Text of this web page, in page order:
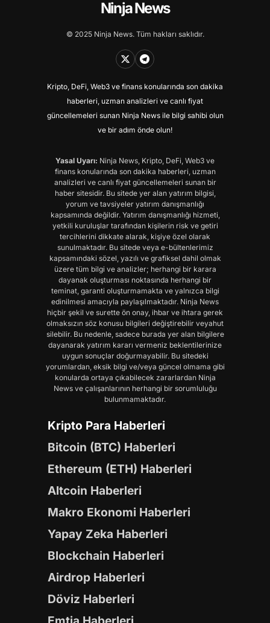
Ninja News
© 2025 Ninja News. Tüm hakları saklıdır.
Kripto, DeFi, Web3 ve finans konularında son dakika
haberleri, uzman analizleri ve canlı fiyat
güncellemeleri sunan Ninja News ile bilgi sahibi olun
ve bir adım önde olun!
Yasal Uyarı: Ninja News, Kripto, DeFi, Web3 ve
finans konularında son dakika haberleri, uzman
analizleri ve canlı fiyat güncellemeleri sunan bir
haber sitesidir. Bu sitede yer alan yatırım bilgisi,
yorum ve tavsiyeler yatırım danışmanlığı
kapsamında değildir. Yatırım danışmanlığı hizmeti,
yetkili kuruluşlar tarafından kişilerin risk ve getiri
tercihlerini dikkate alarak, kişiye özel olarak
sunulmaktadır. Bu sitede veya e-bültenlerimiz
kapsamındaki sözel, yazılı ve grafiksel dahil olmak
üzere tüm bilgi ve analizler; herhangi bir karara
dayanak oluşturması noktasında herhangi bir
teminat, garanti oluşturmamakta ve yalnızca bilgi
edinilmesi amacıyla paylaşılmaktadır. Ninja News
hiçbir şekil ve surette ön onay, ihbar ve ihtara gerek
olmaksızın söz konusu bilgileri değiştirebilir veyahut
silebilir. Bu nedenle, sadece burada yer alan bilgilere
dayanarak yatırım kararı vermeniz beklentilerinize
uygun sonuçlar doğurmayabilir. Bu sitedeki
yorumlardan, eksik bilgi ve/veya güncel olmama gibi
konularda ortaya çıkabilecek zararlardan Ninja
News ve çalışanlarının herhangi bir sorumluluğu
bulunmamaktadır.
Kripto Para Haberleri
Bitcoin (BTC) Haberleri
Ethereum (ETH) Haberleri
Altcoin Haberleri
Makro Ekonomi Haberleri
Yapay Zeka Haberleri
Blockchain Haberleri
Airdrop Haberleri
Döviz Haberleri